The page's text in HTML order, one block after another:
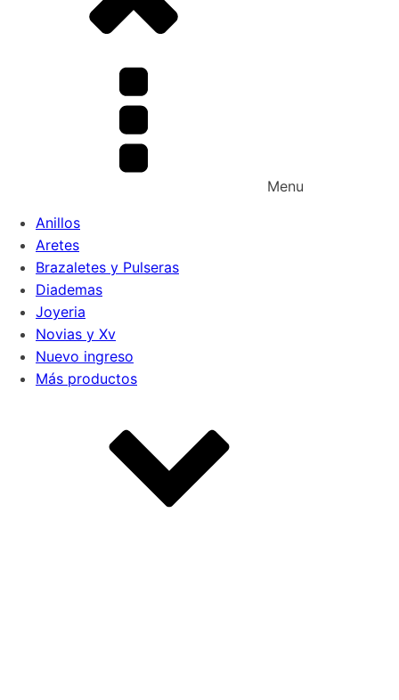
Menu
Anillos
Aretes
Brazaletes y Pulseras
Diademas
Joyeria
Novias y Xv
Nuevo ingreso
Más productos